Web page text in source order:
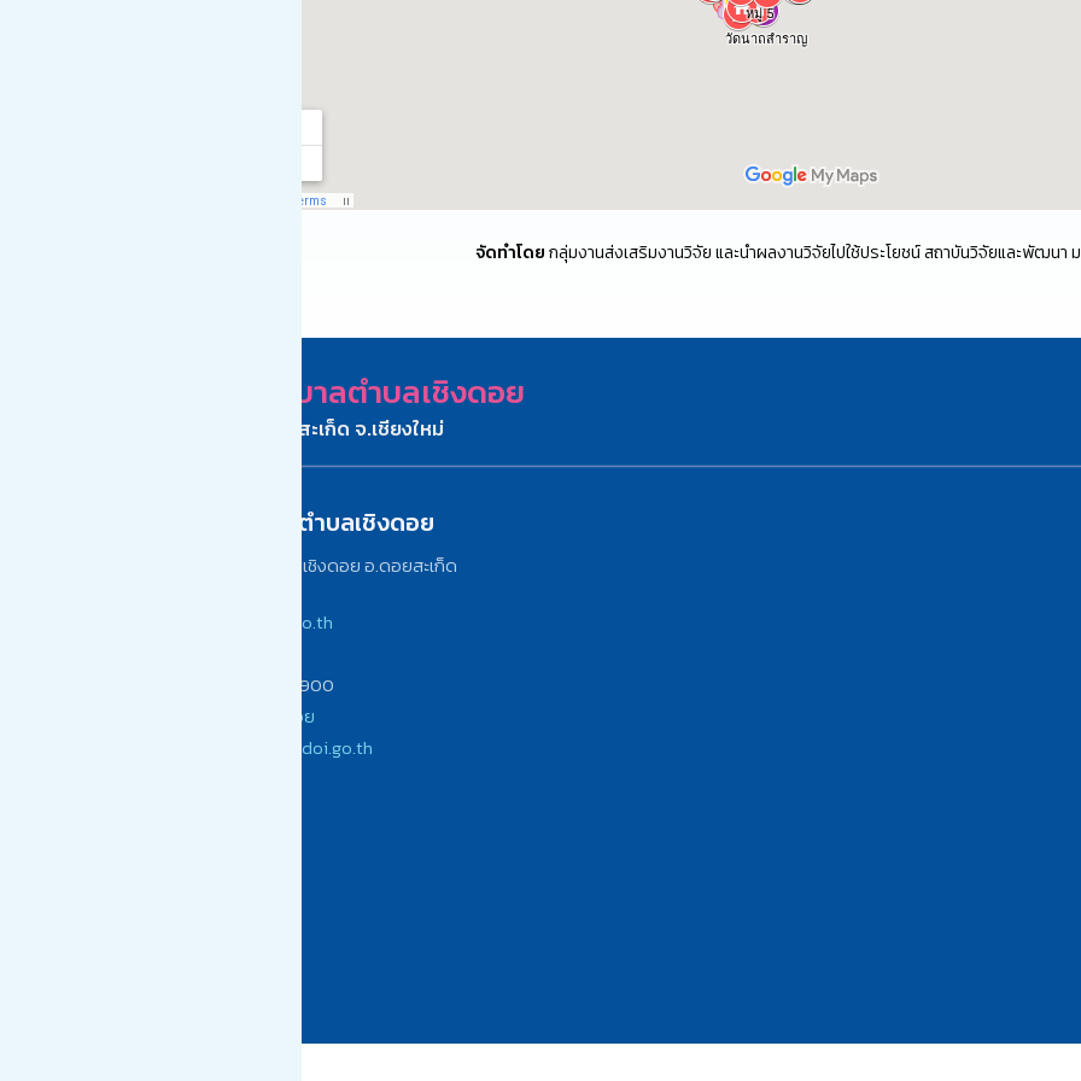
จัดทำโดยกลุ่มงานส่งเสริมงานวิจัย และนำผลงานวิจัยไปใช้ประโยชน์ สถาบันวิจัยและพัฒนา
เทศบาลตำบลเชิงดอย
อ.ดอยสะเก็ด จ.เชียงใหม่
ติดต่อเทศบาลตำบลเชิงดอย
เลขที่ 242/1 หมู่ 12 ต.เชิงดอย อ.ดอยสะเก็ด
www.choengdoi.go.th
โทรสาร (053) 104900
เทศบาลตำบลเชิงดอย
saraban@choengdoi.go.th